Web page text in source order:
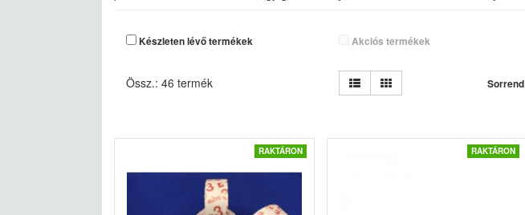
Készleten lévő termékek Akciós termékek
Össz.: 46 termék
RAKTÁRON RAKTÁRON